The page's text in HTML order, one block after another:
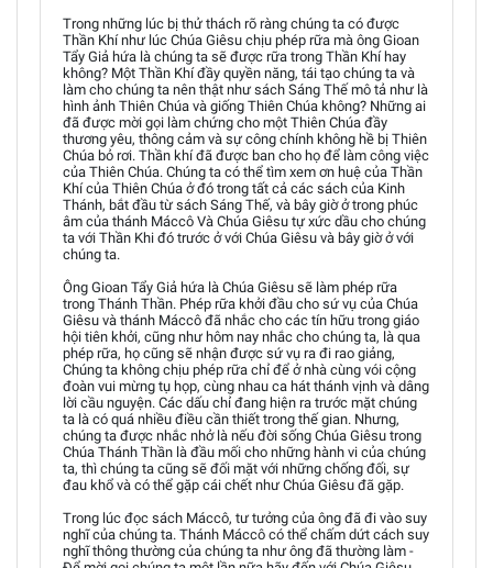
Trong những lúc bị thử thách rõ ràng chúng ta có được
Thần Khí như lúc Chúa Giêsu chịu phép rữa mà ông Gioan
Tẩy Giả hứa là chúng ta sẽ được rữa trong Thần Khí hay
không? Một Thần Khí đầy quyền năng, tái tạo chúng ta và
làm cho chúng ta nên thật như sách Sáng Thế mô tả như là
hình ảnh Thiên Chúa và giống Thiên Chúa không? Những ai
đã được mời gọi làm chứng cho một Thiên Chúa đầy
thương yêu, thông cảm và sự công chính không hề bị Thiên
Chúa bỏ rơi. Thần khí đã được ban cho họ để làm công việc
của Thiên Chúa. Chúng ta có thể tìm xem ơn huệ của Thần
Khí của Thiên Chúa ở đó trong tất cả các sách của Kinh
Thánh, bắt đầu từ sách Sáng Thế, và bây giờ ở trong phúc
âm của thánh Máccô Và Chúa Giêsu tự xức dầu cho chúng
ta với Thần Khi đó trước ở với Chúa Giêsu và bây giờ ở với
chúng ta.
Ông Gioan Tẩy Giả hứa là Chúa Giêsu sẽ làm phép rữa
trong Thánh Thần. Phép rữa khởi đầu cho sứ vụ của Chúa
Giêsu và thánh Máccô đã nhắc cho các tín hữu trong giáo
hội tiên khởi, cũng như hôm nay nhắc cho chúng ta, là qua
phép rữa, họ cũng sẽ nhận được sứ vụ ra đi rao giảng,
Chúng ta không chịu phép rữa chỉ để ở nhà cùng vói cộng
đoàn vui mừng tụ họp, cùng nhau ca hát thánh vịnh và dâng
lời cầu nguyện. Các dấu chỉ đang hiện ra trước mặt chúng
ta là có quá nhiều điều cần thiết trong thế gian. Nhưng,
chúng ta được nhắc nhở là nếu đời sống Chúa Giêsu trong
Chúa Thánh Thần là đầu mối cho những hành vi của chúng
ta, thì chúng ta cũng sẽ đối mặt với những chống đối, sự
đau khổ và có thể gặp cái chết như Chúa Giêsu đã gặp.
Trong lúc đọc sách Máccô, tư tưởng của ông đã đi vào suy
nghĩ của chúng ta. Thánh Máccô có thể chấm dứt cách suy
nghĩ thông thường của chúng ta như ông đã thường làm -